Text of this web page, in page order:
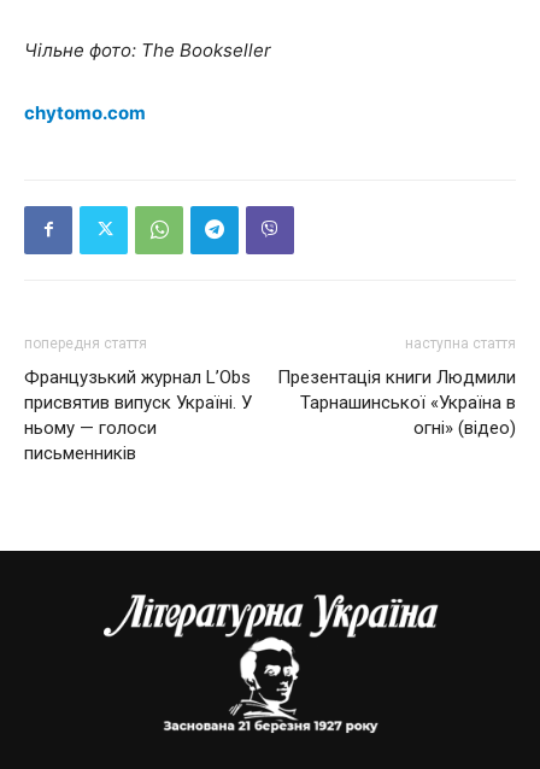
Чільне фото: The Bookseller
chytomo.com
попередня стаття
Французький журнал L’Obs
присвятив випуск Україні. У
ньому — голоси
письменників
наступна стаття
Презентація книги Людмили
Тарнашинської «Україна в
огні» (відео)